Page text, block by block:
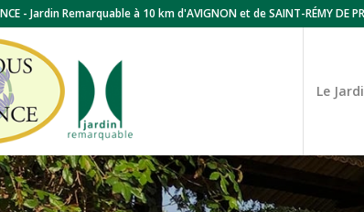
- Jardin Remarquable à 10 km d'AVIGNON et de SAINT-RÉMY DE
Le